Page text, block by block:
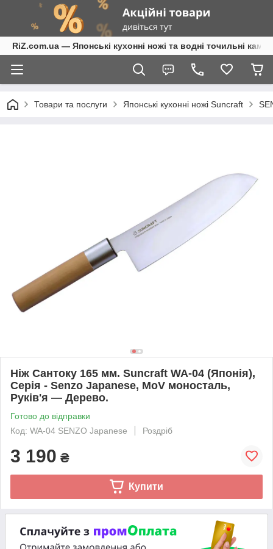
RiZ.com.ua — Японські кухонні ножі та водні точильні
Товари та послуги Японські кухонні ножі Suncraft
Ніж Сантоку 165 мм. Suncraft WA-04 (Японія),
Серія - Senzo Japanese, MoV моносталь,
Руків'я — Дерево.
Готово до відправки
Код: WA-04 SENZO Japanese
Роздріб
3 190 ₴
Купити